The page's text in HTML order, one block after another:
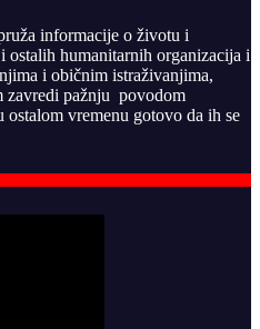
informacije o životu i
ostalih humanitarnih organizacija i
i običnim istraživanjima,
zavredi pažnju povodom
ostalom vremenu gotovo da ih se